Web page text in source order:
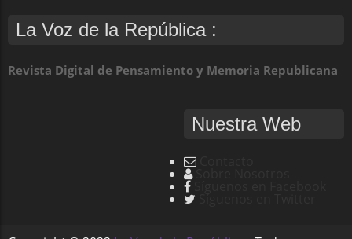
La Voz de la República :
Revista Digital de Pensamiento y Memoria Republicana
Nuestra Web